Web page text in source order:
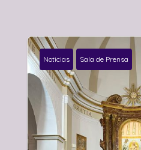
Noticias Sala de Prensa